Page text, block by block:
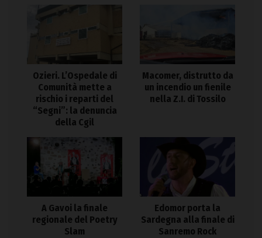
Ozieri. L’Ospedale di
Comunità mette a
rischio i reparti del
“Segni”: la denuncia
della Cgil
Macomer, distrutto da
un incendio un fienile
nella Z.I. di Tossilo
A Gavoi la finale
regionale del Poetry
Slam
Edomor porta la
Sardegna alla finale di
Sanremo Rock